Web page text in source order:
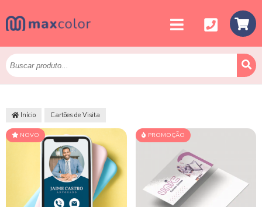
Início Cartões de Visita
NOVO PROMOÇÃO